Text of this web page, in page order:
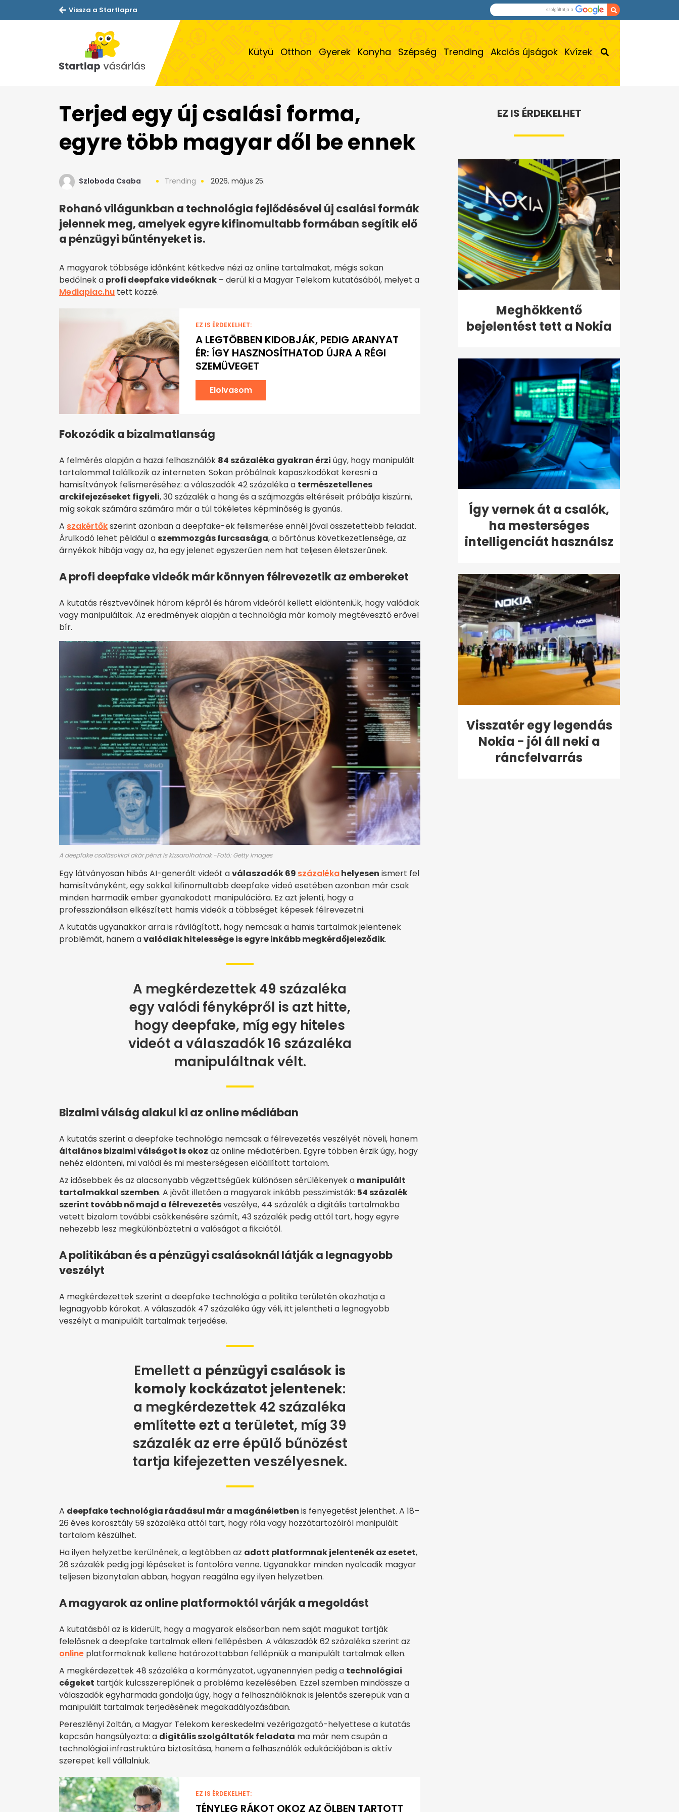
Vissza a Startlapra
Kütyü Otthon Gyerek Konyha Szépség Trending Akciós újságok Kvízek
Terjed egy új csalási forma,
egyre több magyar dől be ennek
Szloboda Csaba Trending 2026. május 25.
Rohanó világunkban a technológia fejlődésével új csalási formák
jelennek meg, amelyek egyre kifinomultabb formában segítik elő
a pénzügyi bűntényeket is.
A magyarok többsége időnként kétkedve nézi az online tartalmakat, mégis sokan
bedőlnek a profi deepfake videóknak – derül ki a Magyar Telekom kutatásából, melyet a
Mediapiac.hu tett közzé.
EZ IS ÉRDEKELHET:
A LEGTÖBBEN KIDOBJÁK, PEDIG ARANYAT
ÉR: ÍGY HASZNOSÍTHATOD ÚJRA A RÉGI
SZEMÜVEGET
Elolvasom
Fokozódik a bizalmatlanság
A felmérés alapján a hazai felhasználók 84 százaléka gyakran érzi úgy, hogy manipulált
tartalommal találkozik az interneten. Sokan próbálnak kapaszkodókat keresni a
hamisítványok felismeréséhez: a válaszadók 42 százaléka a természetellenes
arckifejezéseket figyeli, 30 százalék a hang és a szájmozgás eltéréseit próbálja kiszúrni,
míg sokak számára számára már a túl tökéletes képminőség is gyanús.
A szakértőkszerint azonban a deepfake-ek felismerése ennél jóval összetettebb feladat.
Árulkodó lehet például a szemmozgás furcsasága, a bőrtónus következetlensége, az
árnyékok hibája vagy az, ha egy jelenet egyszerűen nem hat teljesen életszerűnek.
A profi deepfake videók már könnyen félrevezetik az embereket
A kutatás résztvevőinek három képről és három videóról kellett eldönteniük, hogy valódiak
vagy manipuláltak. Az eredmények alapján a technológia már komoly megtévesztő erővel
bír.
A deepfake csalásokkal akár pénzt is kizsarolhatnak -Fotó: Getty Images
Egy látványosan hibás AI-generált videót aválaszadók 69 százalékahelyesen ismert fel
hamisítványként, egy sokkal kifinomultabb deepfake videó esetében azonban már csak
minden harmadik ember gyanakodott manipulációra. Ez azt jelenti, hogy a
professzionálisan elkészített hamis videók a többséget képesek félrevezetni.
A kutatás ugyanakkor arra is rávilágított, hogy nemcsak a hamis tartalmak jelentenek
problémát, hanem avalódiak hitelessége is egyre inkább megkérdőjeleződik.
A megkérdezettek 49 százaléka
egy valódi fényképről is azt hitte,
hogy deepfake, míg egy hiteles
videót a válaszadók 16 százaléka
manipuláltnak vélt.
Bizalmi válság alakul ki az online médiában
A kutatás szerint a deepfake technológia nemcsak a félrevezetés veszélyét növeli, hanem
általános bizalmi válságot is okoz az online médiatérben. Egyre többen érzik úgy, hogy
nehéz eldönteni, mi valódi és mi mesterségesen előállított tartalom.
Az idősebbek és az alacsonyabb végzettségűek különösen sérülékenyek a manipulált
tartalmakkal szemben. A jövőt illetően a magyarok inkább pesszimisták: 54 százalék
szerint tovább nő majd a félrevezetésveszélye, 44 százalék a digitális tartalmakba
vetett bizalom további csökkenésére számít, 43 százalék pedig attól tart, hogy egyre
nehezebb lesz megkülönböztetni a valóságot a fikciótól.
A politikában és a pénzügyi csalásoknál látják a legnagyobb
veszélyt
A megkérdezettek szerint a deepfake technológia a politika területén okozhatja a
legnagyobb károkat. A válaszadók 47 százaléka úgy véli, itt jelentheti a legnagyobb
veszélyt a manipulált tartalmak terjedése.
Emellett a pénzügyi csalások is
komoly kockázatot jelentenek:
a megkérdezettek 42 százaléka
említette ezt a területet, míg 39
százalék az erre épülő bűnözést
tartja kifejezetten veszélyesnek.
A deepfake technológia ráadásul már a magánéletben is fenyegetést jelenthet. A 18–
26 éves korosztály 59 százaléka attól tart, hogy róla vagy hozzátartozóiról manipulált
tartalom készülhet.
Ha ilyen helyzetbe kerülnének, a legtöbben az adott platformnak jelentenék az esetet,
26 százalék pedig jogi lépéseket is fontolóra venne. Ugyanakkor minden nyolcadik magyar
teljesen bizonytalan abban, hogyan reagálna egy ilyen helyzetben.
A magyarok az online platformoktól várják a megoldást
A kutatásból az is kiderült, hogy a magyarok elsősorban nem saját magukat tartják
felelősnek a deepfake tartalmak elleni fellépésben. A válaszadók 62 százaléka szerint az
online platformoknak kellene határozottabban fellépniük a manipulált tartalmak ellen.
A megkérdezettek 48 százaléka a kormányzatot, ugyanennyien pedig a technológiai
cégeket tartják kulcsszereplőnek a probléma kezelésében. Ezzel szemben mindössze a
válaszadók egyharmada gondolja úgy, hogy a felhasználóknak is jelentős szerepük van a
manipulált tartalmak terjedésének megakadályozásában.
Pereszlényi Zoltán, a Magyar Telekom kereskedelmi vezérigazgató-helyettese a kutatás
kapcsán hangsúlyozta: a digitális szolgáltatók feladata ma már nem csupán a
technológiai infrastruktúra biztosítása, hanem a felhasználók edukációjában is aktív
szerepet kell vállalniuk.
EZ IS ÉRDEKELHET:
TÉNYLEG RÁKOT OKOZ AZ ÖLBEN TARTOTT
EZ IS ÉRDEKELHET
Meghökkentő
bejelentést tett a Nokia
Így vernek át a csalók,
ha mesterséges
intelligenciát használsz
Visszatér egy legendás
Nokia - jól áll neki a
ráncfelvarrás